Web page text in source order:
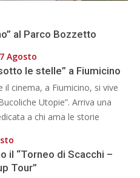
al Parco Bozzetto
Agosto
le stelle” a Fiumicino
il cinema, a Fiumicino, si vive
Utopie”. Arriva una
a chi ama le storie
il “Torneo di Scacchi –
Tour”